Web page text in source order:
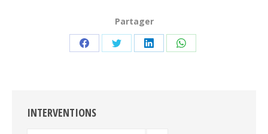
Partager
PartagerPartagerPartagerPartager
INTERVENTIONS